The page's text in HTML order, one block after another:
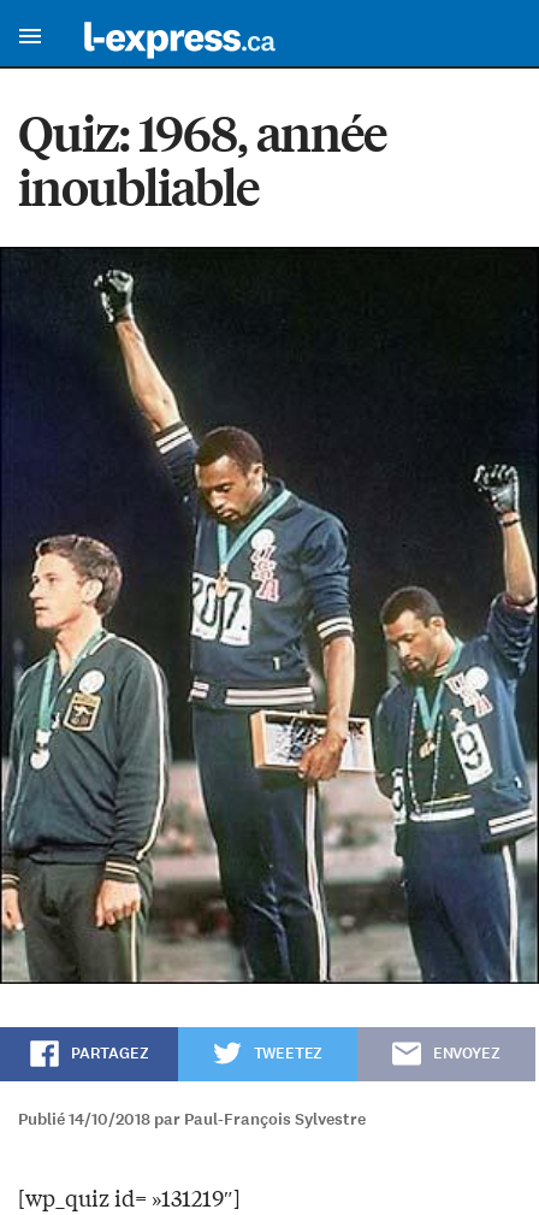
Quiz: 1968, année
inoubliable
PARTAGEZ TWEETEZ ENVOYEZ
Publié 14/10/2018 par Paul-François Sylvestre
[wp_quiz id= »131219″]